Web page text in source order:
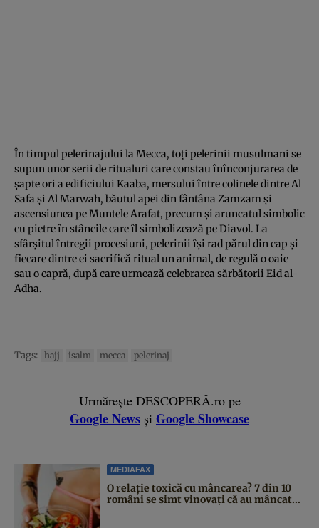
În timpul pelerinajului la Mecca, toţi pelerinii musulmani se
supun unor serii de ritualuri care constau înînconjurarea de
şapte ori a edificiului Kaaba, mersului între colinele dintre Al
Safa şi Al Marwah, băutul apei din fântâna Zamzam şi
ascensiunea pe Muntele Arafat, precum şi aruncatul simbolic
cu pietre în stâncile care îl simbolizează pe Diavol. La
sfârşitul întregii procesiuni, pelerinii îşi rad părul din cap şi
fiecare dintre ei sacrifică ritual un animal, de regulă o oaie
sau o capră, după care urmează celebrarea sărbătorii Eid al-
Adha.
Tags: hajj isalm mecca pelerinaj
Urmărește DESCOPERĂ.ro pe
Google News și Google Showcase
MEDIAFAX
O relație toxică cu mâncarea? 7 din 10
români se simt vinovați că au mâncat...